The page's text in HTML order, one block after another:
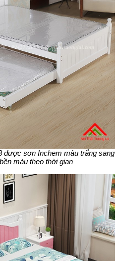
được sơn Inchem màu trắng sang
màu theo thời gian